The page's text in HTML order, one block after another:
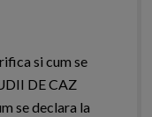
si cum se
DE CAZ
se declara la